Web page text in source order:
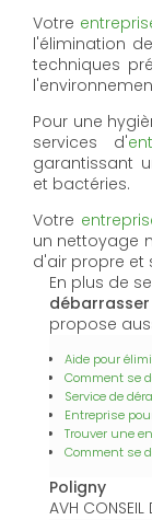
Votre
l'élimination
techniques
Pour une
services d'
garantissant
et bactéries.
Votre
un nettoyage
d'air propre et
En plus de
débarrasser
propose
Aide pour
Comment se
Service de
Entreprise
Trouver une
Comment se
Poligny
AVH